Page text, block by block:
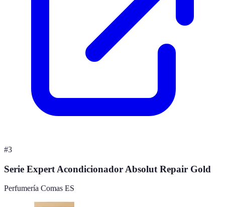
#3
Serie Expert Acondicionador Absolut Repair Gold
Perfumería Comas ES